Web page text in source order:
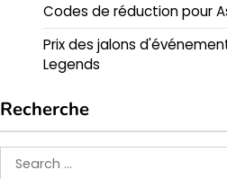
Codes de réduction pour
Prix des jalons
Legends
Recherche
Search